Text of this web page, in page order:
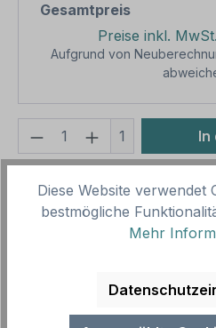
Gesamtpreis
Preise inkl.
Aufgrund von
Produkt Anzahl:
1 In
Vorlagenummer:
P-ST-46
Parkplatzschild Rollatoren -
Piktogramm -
Diese Website verwendet
bestmögliche
Mehr